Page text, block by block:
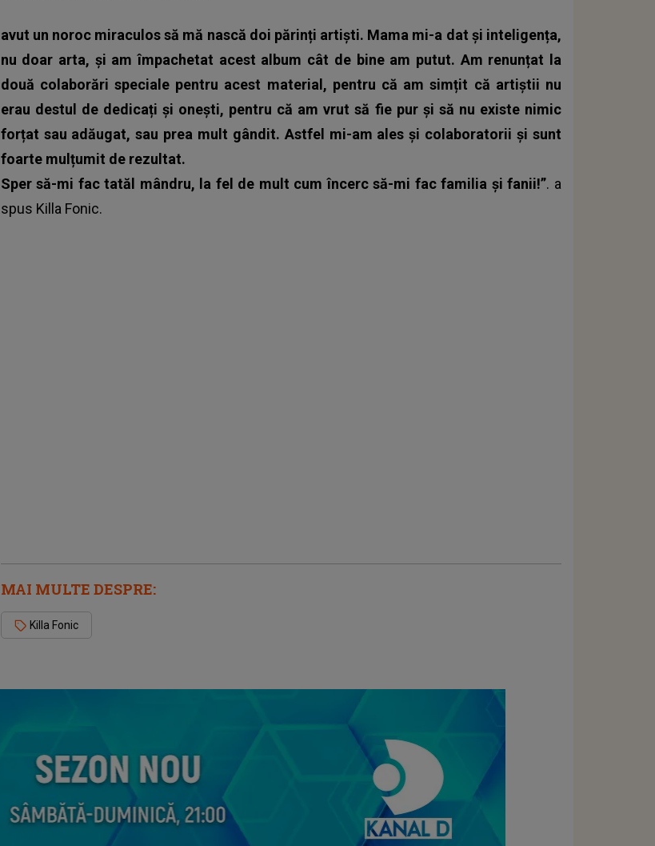
avut un noroc miraculos să mă nască doi părinți artiști. Mama mi-a dat și inteligența,
nu doar arta, și am împachetat acest album cât de bine am putut. Am renunțat la
două colaborări speciale pentru acest material, pentru că am simțit că artiștii nu
erau destul de dedicați și onești, pentru că am vrut să fie pur și să nu existe nimic
forțat sau adăugat, sau prea mult gândit. Astfel mi-am ales și colaboratorii și sunt
foarte mulțumit de rezultat.
Sper să-mi fac tatăl mândru, la fel de mult cum încerc să-mi fac familia și fanii!”. a
spus Killa Fonic.
MAI MULTE DESPRE:
Killa Fonic